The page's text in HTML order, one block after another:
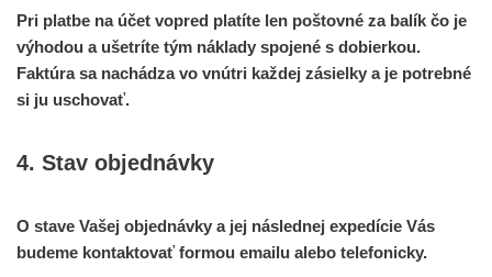
Pri platbe na účet vopred platíte len poštovné za balík čo je
výhodou a ušetríte tým náklady spojené s dobierkou.
Faktúra sa nachádza vo vnútri každej zásielky a je potrebné
si ju uschovať.
4. Stav objednávky
O stave Vašej objednávky a jej následnej expedície Vás
budeme kontaktovať formou emailu alebo telefonicky.